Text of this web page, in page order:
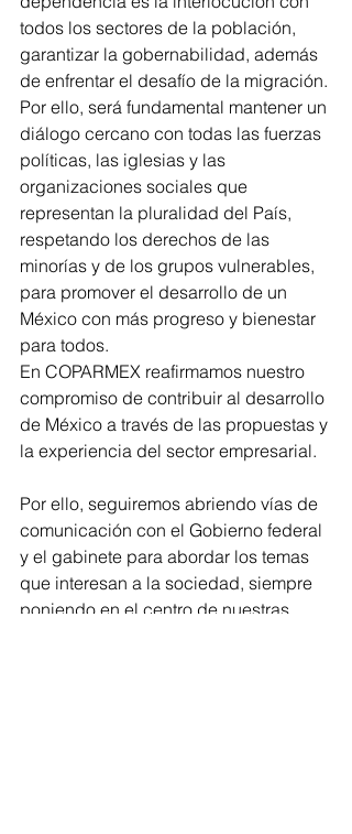
todos los sectores de la población,
garantizar la gobernabilidad, además
de enfrentar el desafío de la migración.
Por ello, será fundamental mantener un
diálogo cercano con todas las fuerzas
políticas, las iglesias y las
organizaciones sociales que
representan la pluralidad del País,
respetando los derechos de las
minorías y de los grupos vulnerables,
para promover el desarrollo de un
México con más progreso y bienestar
para todos.
En COPARMEX reafirmamos nuestro
compromiso de contribuir al desarrollo
de México a través de las propuestas y
la experiencia del sector empresarial.
Por ello, seguiremos abriendo vías de
comunicación con el Gobierno federal
y el gabinete para abordar los temas
que interesan a la sociedad, siempre
poniendo en el centro de nuestras